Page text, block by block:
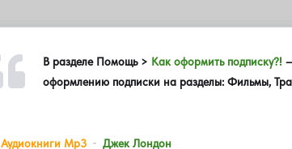
В разделе Помощь > Как оформить подписку?!
оформлению подписки на разделы: Фильмы,
Аудиокниги Mp3 Джек Лондон